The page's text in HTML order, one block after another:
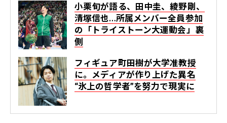
小栗旬が語る、田中圭、綾野剛、
清塚信也…所属メンバー全員参加
の「トライストーン大運動会」裏
側
フィギュア町田樹が大学准教授
に。メディアが作り上げた異名
“氷上の哲学者”を努力で現実に